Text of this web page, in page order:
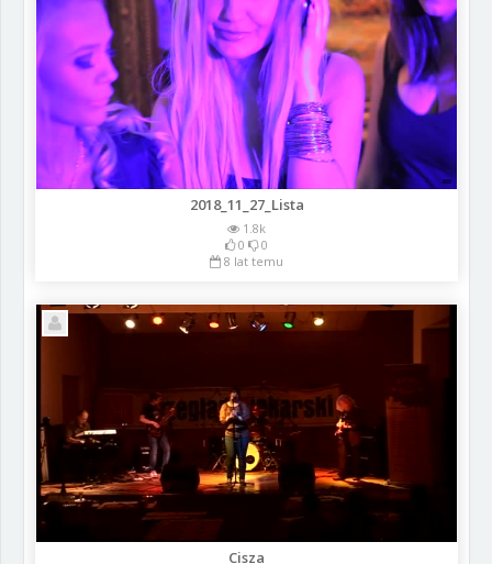
2018_11_27_Lista
1.8k
0
0
8 lat temu
Cisza